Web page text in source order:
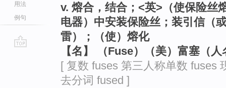
用法
例句
v. 熔合，结合；<英>（使保险丝
电器）中安装保险丝；装引信（
雷）；（使）熔化
【名】 （Fuse）（美）富塞（人
[ 复数 fuses 第三人称单数 fuses
去分词 fused ]